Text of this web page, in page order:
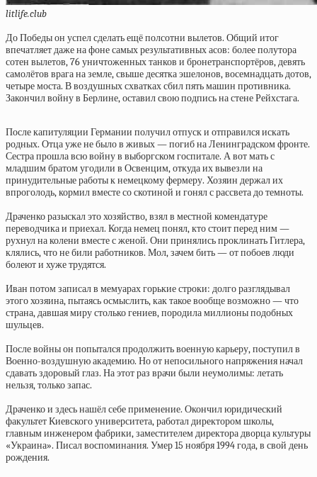
litlife.club
До Победы он успел сделать ещё полсотни вылетов. Общий итог
впечатляет даже на фоне самых результативных асов: более полутора
сотен вылетов, 76 уничтоженных танков и бронетранспортёров, девять
самолётов врага на земле, свыше десятка эшелонов, восемнадцать дотов,
четыре моста. В воздушных схватках сбил пять машин противника.
Закончил войну в Берлине, оставил свою подпись на стене Рейхстага.
После капитуляции Германии получил отпуск и отправился искать
родных. Отца уже не было в живых — погиб на Ленинградском фронте.
Сестра прошла всю войну в выборгском госпитале. А вот мать с
младшим братом угодили в Освенцим, откуда их вывезли на
принудительные работы к немецкому фермеру. Хозяин держал их
впроголодь, кормил вместе со скотиной и гонял с рассвета до темноты.
Драченко разыскал это хозяйство, взял в местной комендатуре
переводчика и приехал. Когда немец понял, кто стоит перед ним —
рухнул на колени вместе с женой. Они принялись проклинать Гитлера,
клялись, что не били работников. Мол, зачем бить — от побоев люди
болеют и хуже трудятся.
Иван потом записал в мемуарах горькие строки: долго разглядывал
этого хозяина, пытаясь осмыслить, как такое вообще возможно — что
страна, давшая миру столько гениев, породила миллионы подобных
шульцев.
После войны он попытался продолжить военную карьеру, поступил в
Военно-воздушную академию. Но от непосильного напряжения начал
сдавать здоровый глаз. На этот раз врачи были неумолимы: летать
нельзя, только запас.
Драченко и здесь нашёл себе применение. Окончил юридический
факультет Киевского университета, работал директором школы,
главным инженером фабрики, заместителем директора дворца культуры
«Украина». Писал воспоминания. Умер 15 ноября 1994 года, в свой день
рождения.